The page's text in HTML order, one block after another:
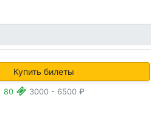
Купить билеты
80 3000 - 6500 ₽